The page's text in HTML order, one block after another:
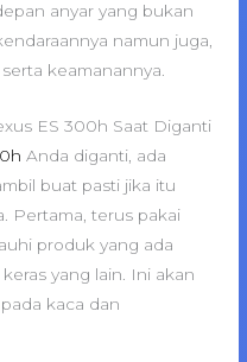
anyar yang bukan
namun juga,
keamanannya.
ES 300h Saat Diganti
Anda diganti, ada
buat pasti jika itu
Pertama, terus pakai
produk yang ada
yang lain. Ini akan
kaca dan